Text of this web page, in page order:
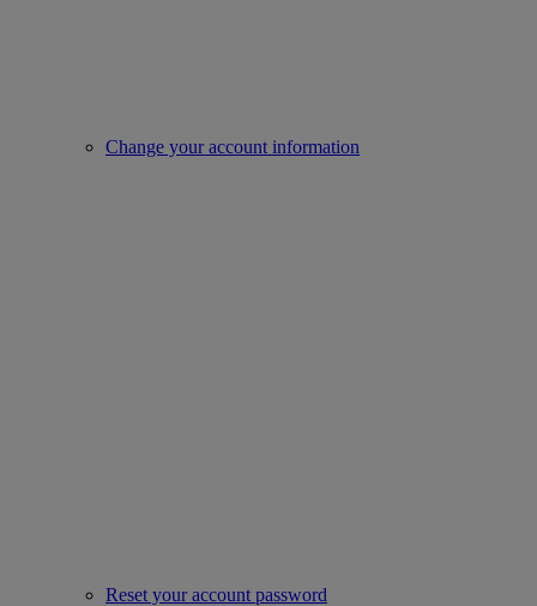
Change your account information
Reset your account password